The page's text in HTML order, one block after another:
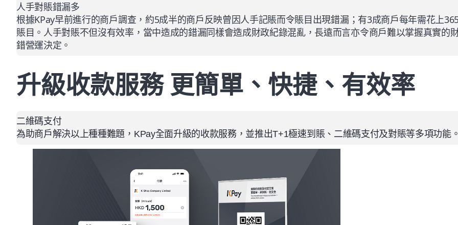
人手對賬錯漏多
根據KPay早前進行的商戶調查，約5成半的商戶反映曾因人手記賬而令賬目出現錯漏；有3成商戶每年需花上
賬目。人手對賬不但沒有效率，當中造成的錯漏同樣會造成財政紀錄混亂，長遠而言亦令商戶難以掌握真實的
錯營運決定。
升級收款服務 更簡單、快捷、有效率
二維碼支付
為助商戶解決以上種種難題， KPay全面升級的收款服務，並推出T+1極速到賬、二維碼支付及對賬等多項功能。